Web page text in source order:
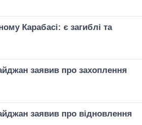
Карабасі: є загиблі та
заявив про захоплення
заявив про відновлення